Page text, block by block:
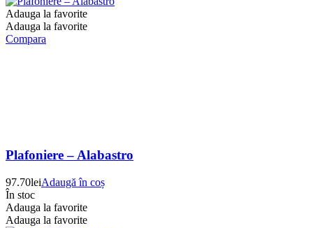
Adauga la favorite
Adauga la favorite
Compara
Plafoniere – Alabastro
97.70leiAdaugă în coș
În stoc
Adauga la favorite
Adauga la favorite